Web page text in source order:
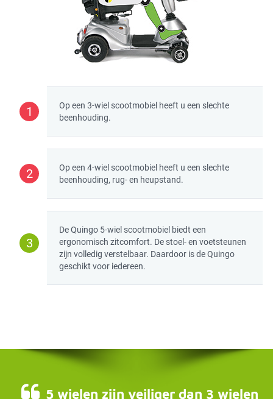
1
Op een 3-wiel scootmobiel heeft u een slechte
beenhouding.
2
Op een 4-wiel scootmobiel heeft u een slechte
beenhouding, rug- en heupstand.
3
De Quingo 5-wiel scootmobiel biedt een
ergonomisch zitcomfort. De stoel- en voetsteunen
zijn volledig verstelbaar. Daardoor is de Quingo
geschikt voor iedereen.
5 wielen zijn veiliger dan 3 wielen